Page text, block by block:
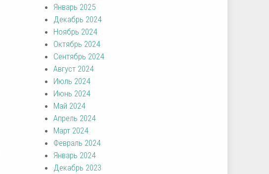
Январь 2025
Декабрь 2024
Ноябрь 2024
Октябрь 2024
Сентябрь 2024
Август 2024
Июль 2024
Июнь 2024
Май 2024
Апрель 2024
Март 2024
Февраль 2024
Январь 2024
Декабрь 2023